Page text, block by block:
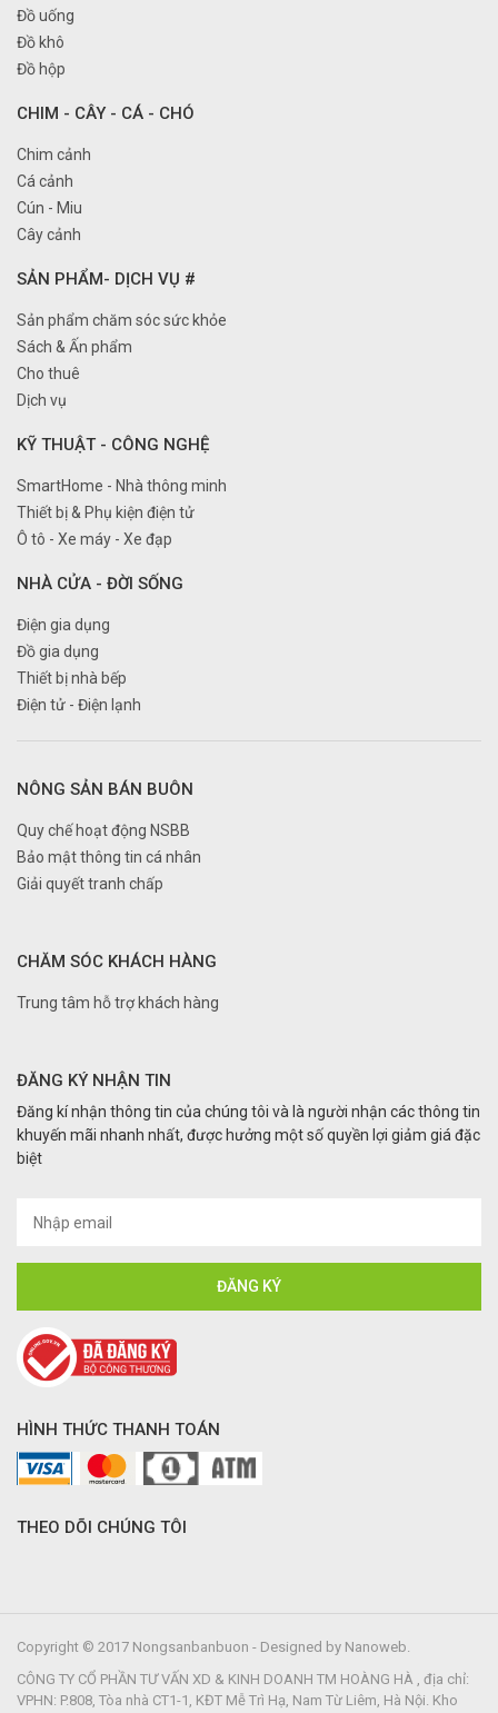
Đồ uống
Đồ khô
Đồ hộp
CHIM - CÂY - CÁ - CHÓ
Chim cảnh
Cá cảnh
Cún - Miu
Cây cảnh
SẢN PHẨM- DỊCH VỤ #
Sản phẩm chăm sóc sức khỏe
Sách & Ấn phẩm
Cho thuê
Dịch vụ
KỸ THUẬT - CÔNG NGHỆ
SmartHome - Nhà thông minh
Thiết bị & Phụ kiện điện tử
Ô tô - Xe máy - Xe đạp
NHÀ CỬA - ĐỜI SỐNG
Điện gia dụng
Đồ gia dụng
Thiết bị nhà bếp
Điện tử - Điện lạnh
NÔNG SẢN BÁN BUÔN
Quy chế hoạt động NSBB
Bảo mật thông tin cá nhân
Giải quyết tranh chấp
CHĂM SÓC KHÁCH HÀNG
Trung tâm hỗ trợ khách hàng
ĐĂNG KÝ NHẬN TIN
Đăng kí nhận thông tin của chúng tôi và là người nhận các thông tin
khuyến mãi nhanh nhất, được hưởng một số quyền lợi giảm giá đặc
biệt
HÌNH THỨC THANH TOÁN
THEO DÕI CHÚNG TÔI
Copyright © 2017 Nongsanbanbuon - Designed by Nanoweb.
CÔNG TY CỔ PHẦN TƯ VẤN XD & KINH DOANH TM HOÀNG HÀ , địa chỉ:
VPHN: P.808, Tòa nhà CT1-1, KĐT Mễ Trì Hạ, Nam Từ Liêm, Hà Nội. Kho